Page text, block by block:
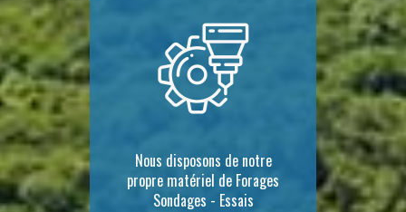
Nous disposons de notre
propre matériel de Forages
Sondages - Essais